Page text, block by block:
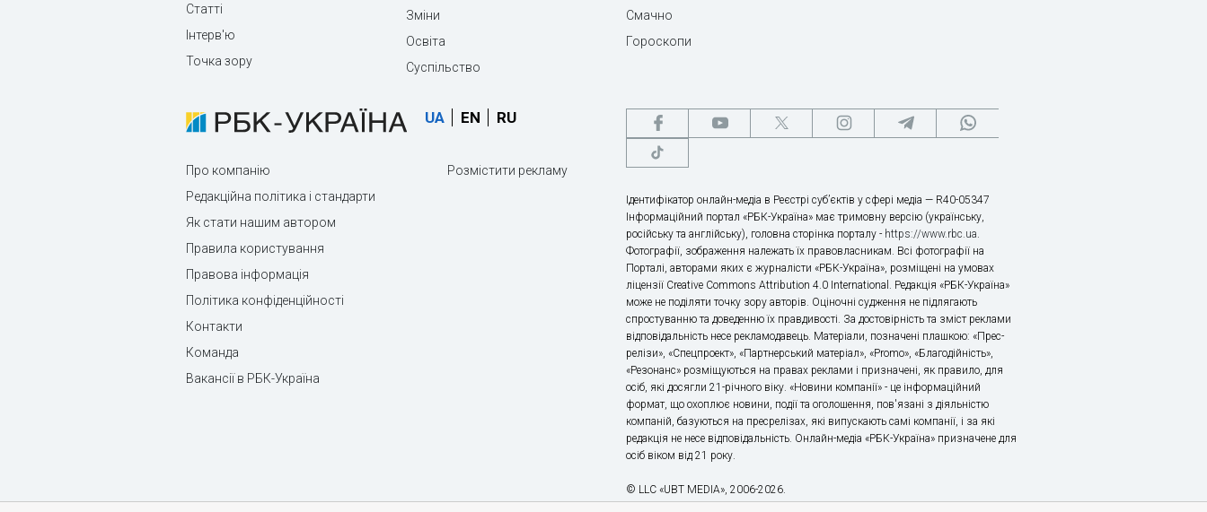
Статті
Інтерв'ю
Точка зору
Зміни
Освіта
Суспільство
Смачно
Гороскопи
UA EN RU
Про компанію
Редакційна політика і стандарти
Як стати нашим автором
Правила користування
Правова інформація
Політика конфіденційності
Контакти
Команда
Вакансії в РБК-Україна
Розмістити рекламу
Ідентифікатор онлайн-медіа в Реєстрі суб’єктів у сфері медіа — R40-05347
Інформаційний портал «РБК-Україна» має тримовну версію (українську,
російську та англійську), головна сторінка порталу - https://www.rbc.ua.
Фотографії, зображення належать їх правовласникам. Всі фотографії на
Порталі, авторами яких є журналісти «РБК-Україна», розміщені на умовах
ліцензії Creative Commons Attribution 4.0 International. Редакція «РБК-Україна»
може не поділяти точку зору авторів. Оціночні судження не підлягають
спростуванню та доведенню їх правдивості. За достовірність та зміст реклами
відповідальність несе рекламодавець. Матеріали, позначені плашкою: «Прес-
релізи», «Спецпроект», «Партнерський матеріал», «Promo», «Благодійність»,
«Резонанс» розміщуються на правах реклами і призначені, як правило, для
осіб, які досягли 21-річного віку. «Новини компанії» - це інформаційний
формат, що охоплює новини, події та оголошення, пов'язані з діяльністю
компаній, базуються на пресрелізах, які випускають самі компанії, і за які
редакція не несе відповідальність. Онлайн-медіа «РБК-Україна» призначене для
осіб віком від 21 року.
© LLC «UBT MEDIA», 2006-2026.